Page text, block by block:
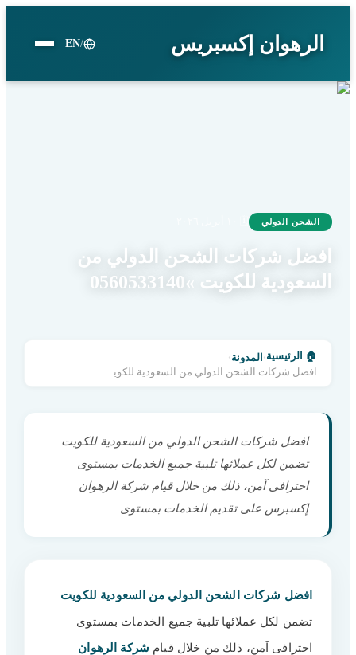
الرهوان إكسبريس /
EN
الشحن الدولي
افضل شركات الشحن الدولي من
السعودية للكويت »0560533140
🏠 الرئيسية › المدونة ›
افضل شركات الشحن الدولي من السعودية للكويت »0560533140
افضل شركات الشحن الدولي من السعودية للكويت
تضمن لكل عملائها تلبية جميع الخدمات بمستوى
احترافى آمن، ذلك من خلال قيام شركة الرهوان
إكسبرس على تقديم الخدمات بمستوى
افضل شركات الشحن الدولي من السعودية للكويت
تضمن لكل عملائها تلبية جميع الخدمات بمستوى
احترافى آمن، ذلك من خلال قيام شركة الرهوان